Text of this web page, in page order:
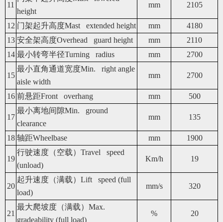
11
height
mm 2105
12 门架起升高度Mast extended height mm
4180
13 安全架高度Overhead guard height mm
2110
14 最小转弯半径Turning radius mm 2700
15
最小直角通道宽度Min. right angle
aisle width
mm 2700
16 前悬距Front overhang mm 500
17
最小离地间隙Min. ground
clearance
mm 135
18 轴距Wheelbase mm 1900
19
行驶速度（空载）Travel speed
(unload)
Km/h 19
20
起升速度（满载）Lift speed (full
load)
mm/s 320
21
最大爬坡度（满载）Max.
gradeability (full load)
% 20